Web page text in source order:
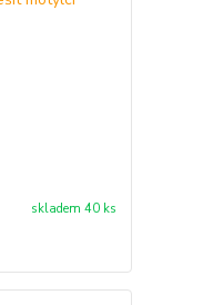
skladem 40 ks